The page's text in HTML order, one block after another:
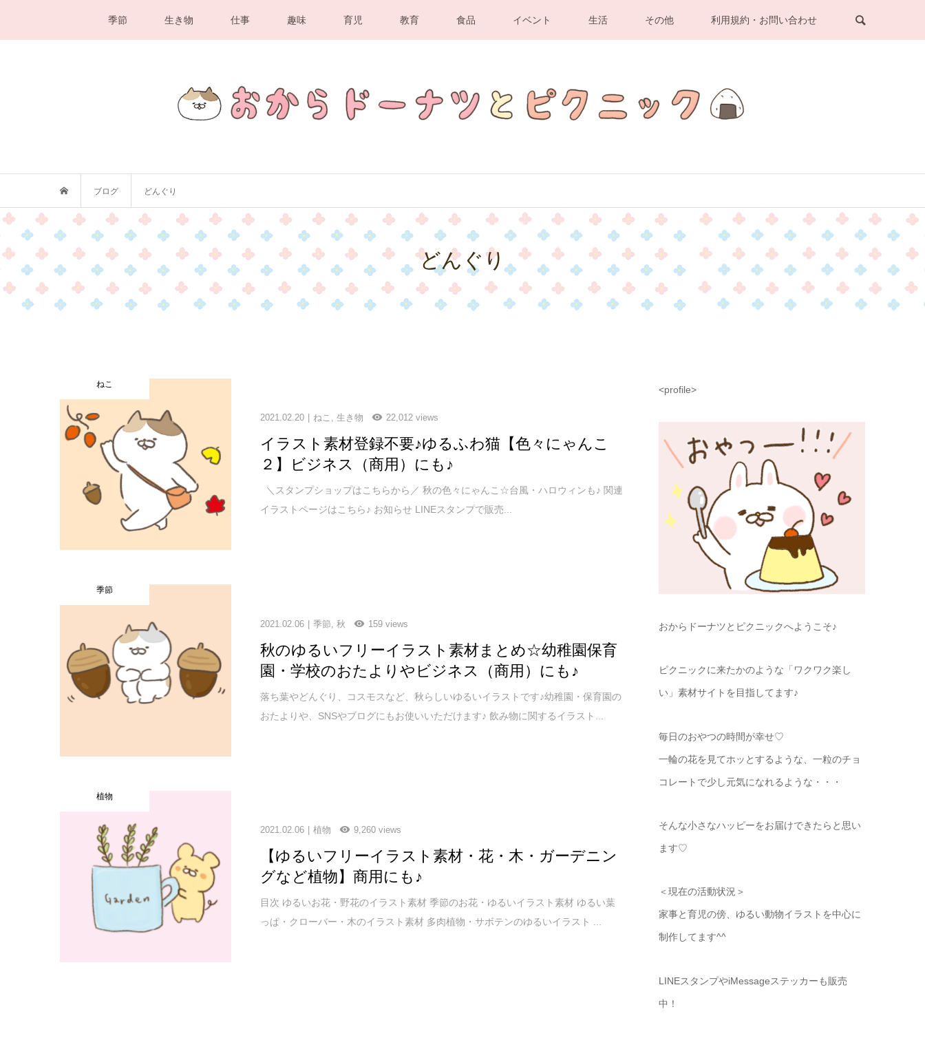
季節 生き物 仕事 趣味 育児 教育 食品 イベント 生活 その他 利用規約・お問い合わせ
ブログ どんぐり
どんぐり
ねこ
2021.02.20 ねこ ,生き物 22,012 views
イラスト素材登録不要♪ゆるふわ猫【色々にゃんこ
２】ビジネス（商用）にも♪
＼スタンプショップはこちらから／ 秋の色々にゃんこ☆台風・ハロウィンも♪ 関連
イラストページはこちら♪ お知らせ LINEスタンプで販売...
季節
2021.02.06 季節 ,秋 159 views
秋のゆるいフリーイラスト素材まとめ☆幼稚園保育
園・学校のおたよりやビジネス（商用）にも♪
落ち葉やどんぐり、コスモスなど、秋らしいゆるいイラストです♪幼稚園・保育園の
おたよりや、SNSやブログにもお使いいただけます♪ 飲み物に関するイラスト...
植物
2021.02.06 植物 9,260 views
【ゆるいフリーイラスト素材・花・木・ガーデニン
グなど植物】商用にも♪
目次 ゆるいお花・野花のイラスト素材 季節のお花・ゆるいイラスト素材 ゆるい葉
っぱ・クローバー・木のイラスト素材 多肉植物・サボテンのゆるいイラスト ...
<profile>
おからドーナツとピクニックへようこそ♪
ピクニックに来たかのような「ワクワク楽し
い」素材サイトを目指してます♪
毎日のおやつの時間が幸せ♡
一輪の花を見てホッとするような、一粒のチョ
コレートで少し元気になれるような・・・
そんな小さなハッピーをお届けできたらと思い
ます♡
＜現在の活動状況＞
家事と育児の傍、ゆるい動物イラストを中心に
制作してます^^
LINEスタンプやiMessageステッカーも販売
中！